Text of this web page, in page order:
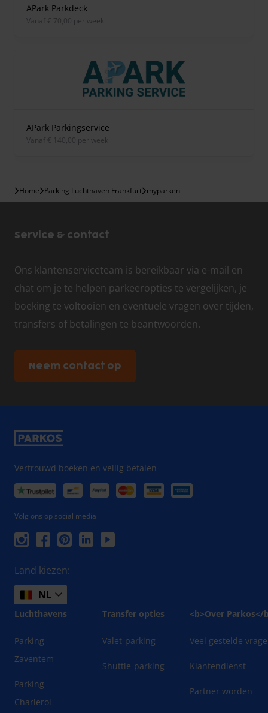
APark Parkdeck
vanaf € 70,00 per week
APark Parkingservice
vanaf € 140,00 per week
Home Parking Luchthaven Frankfurt myparken
Service & contact
Ons klantenserviceteam is bereikbaar via e-mail en
chat om je te helpen parkeeropties te vergelijken, je
boeking te voltooien en eventuele vragen over tijden,
transfers of betalingen te beantwoorden.
Neem contact op
Vertrouwd boeken en veilig betalen
Volg ons op social media
Land kiezen:
NL
Luchthavens
Parking
Zaventem
Parking
Charleroi
Transfer opties
Valet-parking
Shuttle-parking
<b>Over Parkos</
Veel gestelde
Klantendienst
Partner worden